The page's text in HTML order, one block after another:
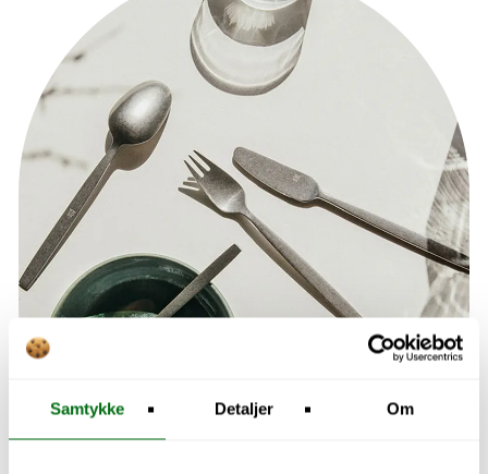
Samtykke Detaljer Om